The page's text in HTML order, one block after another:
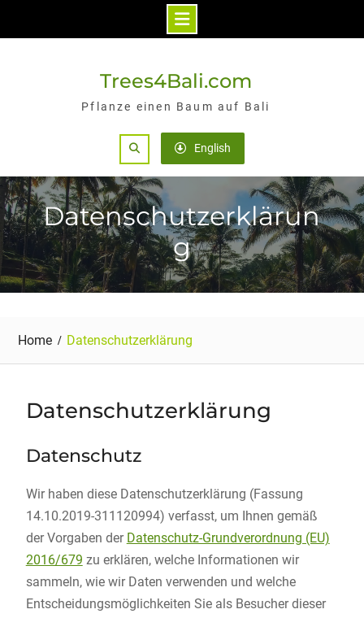
Trees4Bali.com
Pflanze einen Baum auf Bali
Search English
Datenschutzerklärun
g
Home Datenschutzerklärung
Datenschutzerklärung
Datenschutz
Wir haben diese Datenschutzerklärung (Fassung
14.10.2019-311120994) verfasst, um Ihnen gemäß
der Vorgaben der Datenschutz-Grundverordnung (EU)
2016/679 zu erklären, welche Informationen wir
sammeln, wie wir Daten verwenden und welche
Entscheidungsmöglichkeiten Sie als Besucher dieser